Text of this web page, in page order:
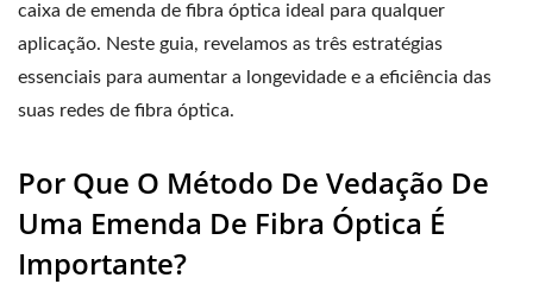
caixa de emenda de fibra óptica ideal para qualquer
aplicação. Neste guia, revelamos as três estratégias
essenciais para aumentar a longevidade e a eficiência das
suas redes de fibra óptica.
Por Que O Método De Vedação De
Uma Emenda De Fibra Óptica É
Importante?